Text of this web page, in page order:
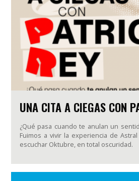
UNA CITA A CIEGAS CON
¿Qué pasa cuando te anulan un
Fuimos a vivir la experiencia de
escuchar Oktubre, en total oscuridad.